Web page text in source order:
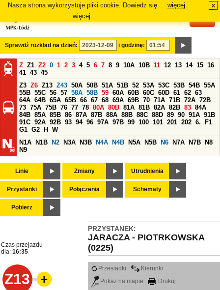
Nasza strona wykorzystuje pliki cookie. Dowiedz się
więcej.
więcej x
Sprawdź rozkład na dzień: i godzinę:
Z Z1 Z2 0 1 2 3 4 5 6 7 8 9 10A 10B 11 12 13 14 15 16
41 43 45
Z3 Z6 Z13 Z43 50A 50B 51A 51B 52 53A 53C 53B 54B 55A
55B 55C 56 57 58A 58B 59 60A 60B 60C 60D 61 62 63
64A 64B 65A 65B 66 67 68 69A 69B 70 71A 71B 72A 72B
73 75A 75B 76 77 78 80A 80B 81A 81B 82A 82B 83 84A
84B 85A 85B 86 87A 87B 88A 88B 88C 88D 89 90 91A 91B
91C 92A 92B 93 94 96 97A 97B 99 100 101 201 202 6.
F1
G1 G2 H
W
N1A
N1B N2 N3A N3B N4A N4B N5A N5B N6 N7A N7B
N8
N9
Linie Zmiany Utrudnienia
Przystanki Połączenia Schematy
Pobierz
PRZYSTANEK:
JARACZA - PIOTRKOWSKA
(0225)
Czas przejazdu
dla: 16:35
Z13
Przesiadki
Kierunki
Pokaż na mapie
Drukuj